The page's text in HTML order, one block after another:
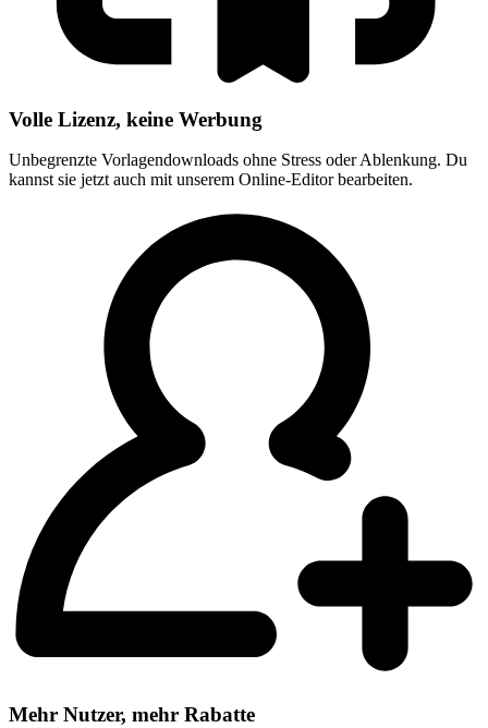
Volle Lizenz, keine Werbung
Unbegrenzte Vorlagendownloads ohne Stress oder Ablenkung. Du
kannst sie jetzt auch mit unserem Online-Editor bearbeiten.
Mehr Nutzer, mehr Rabatte